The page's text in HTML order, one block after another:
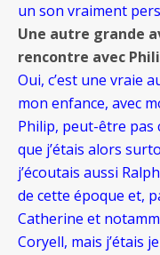
un son vraiment
Une autre grande
rencontre avec
Oui, c’est une vraie
mon enfance, avec
Philip, peut-être pas
que j’étais alors
j’écoutais aussi
de cette époque et,
Catherine et
Coryell, mais j’étais